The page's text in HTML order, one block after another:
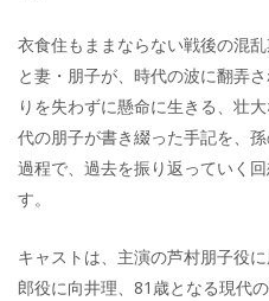
衣食住もままならない戦後の混
と妻・朋子が、時代の波に翻弄
りを失わずに懸命に生きる、壮
代の朋子が書き綴った手記を、
過程で、過去を振り返っていく
す。
キャストは、主演の芦村朋子役
郎役に向井理、81歳となる現代